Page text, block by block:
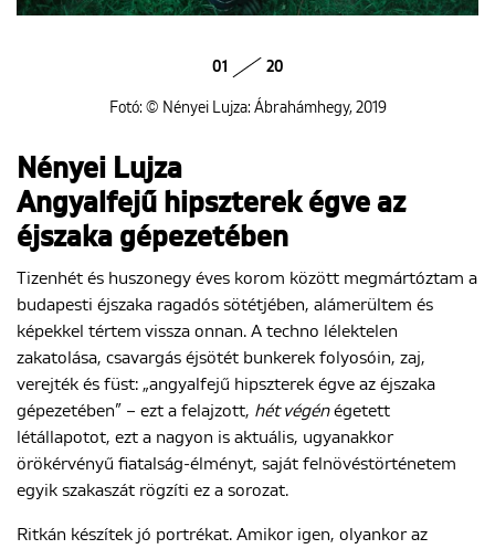
01 20
Fotó: © Nényei Lujza: Ábrahámhegy, 2019
Nényei Lujza
Angyalfejű hipszterek égve az
éjszaka gépezetében
Tizenhét és huszonegy éves korom között megmártóztam a
budapesti éjszaka ragadós sötétjében, alámerültem és
képekkel tértem vissza onnan. A techno lélektelen
zakatolása, csavargás éjsötét bunkerek folyosóin, zaj,
verejték és füst: „angyalfejű hipszterek égve az éjszaka
gépezetében” – ezt a felajzott, hét végénégetett
létállapotot, ezt a nagyon is aktuális, ugyanakkor
örökérvényű fiatalság-élményt, saját felnövéstörténetem
egyik szakaszát rögzíti ez a sorozat.
Ritkán készítek jó portrékat. Amikor igen, olyankor az